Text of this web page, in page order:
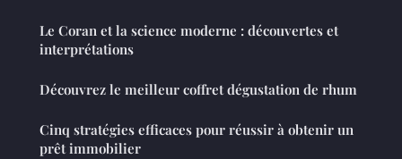
Le Coran et la science moderne : découvertes et
interprétations
Découvrez le meilleur coffret dégustation de rhum
Cinq stratégies efficaces pour réussir à obtenir un
prêt immobilier